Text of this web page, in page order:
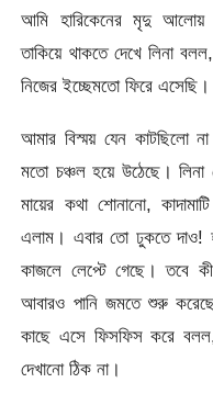
আমি হারিকেনের মৃদু আলোয়
তাকিয়ে থাকতে দেখে লিনা
নিজের ইচ্ছেমতো ফিরে
আমার বিস্ময় যেন কাটছিলো
মতো চঞ্চল হয়ে উঠেছে। লিনা
মায়ের কথা শোনানো,
এলাম। এবার তো ঢুকতে দাও!
কাজলে লেপ্টে গেছে। তবে
আবারও পানি জমতে শুরু
কাছে এসে ফিসফিস করে
দেখানো ঠিক না।